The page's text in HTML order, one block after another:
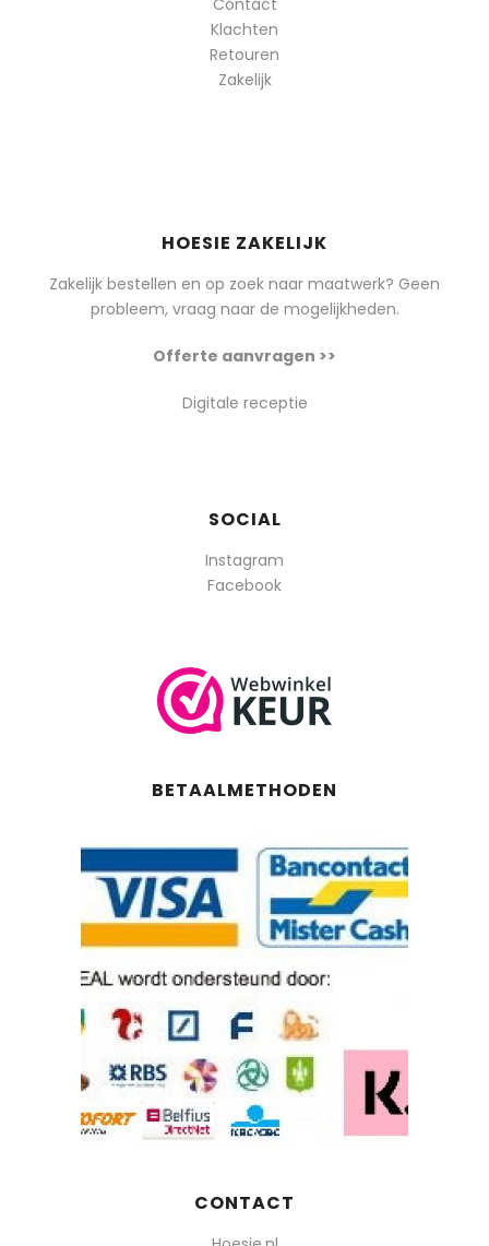
Contact
Klachten
Retouren
Zakelijk
HOESIE ZAKELIJK
Zakelijk bestellen en op zoek naar maatwerk? Geen
probleem, vraag naar de mogelijkheden.
Offerte aanvragen >>
Digitale receptie
SOCIAL
Instagram
Facebook
BETAALMETHODEN
CONTACT